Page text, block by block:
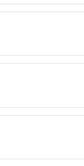
si support
TVA réduite.
de vie. Brillant :